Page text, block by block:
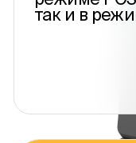
так и в